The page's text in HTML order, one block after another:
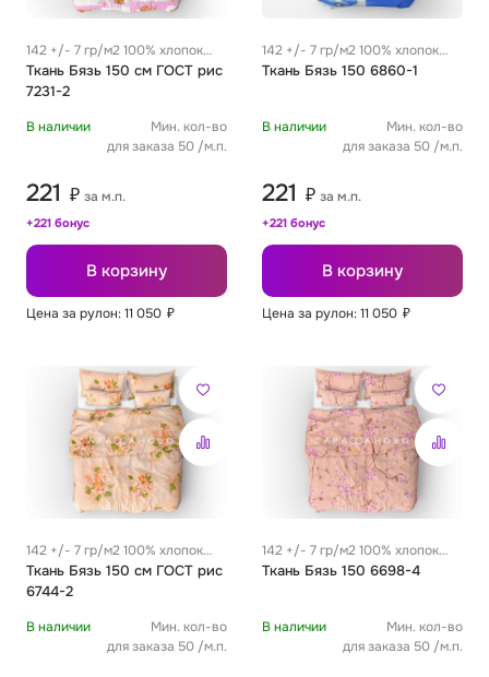
142 +/- 7 гр/м2 100% хлопок
0.29 м
Ткань Бязь 150 см ГОСТ рис
7231-2
В наличии
Мин. кол-во
для заказа 50 /м.п.
221 ₽ за м.п.
+221 бонус
В корзину
Цена за рулон: 11 050 ₽
142 +/- 7 гр/м2 100% хлопок
0.29 м
Ткань Бязь 150 6860-1
В наличии
Мин. кол-во
для заказа 50 /м.п.
221 ₽ за м.п.
+221 бонус
В корзину
Цена за рулон: 11 050 ₽
142 +/- 7 гр/м2 100% хлопок
0.29 м
Ткань Бязь 150 см ГОСТ рис
6744-2
В наличии
Мин. кол-во
для заказа 50 /м.п.
142 +/- 7 гр/м2 100% хлопок
0.29 м
Ткань Бязь 150 6698-4
В наличии
Мин. кол-во
для заказа 50 /м.п.